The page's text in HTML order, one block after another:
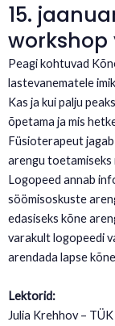
15.
Peagi kohtuvad
lastevanematele
Kas ja kui palju
õpetama ja mis
Füsioterapeut
arengu toetamiseks
Logopeed annab
söömisoskuste
edasiseks kõne
varakult logopeedi
arendada lapse
Lektorid:
Julia Krehhov –